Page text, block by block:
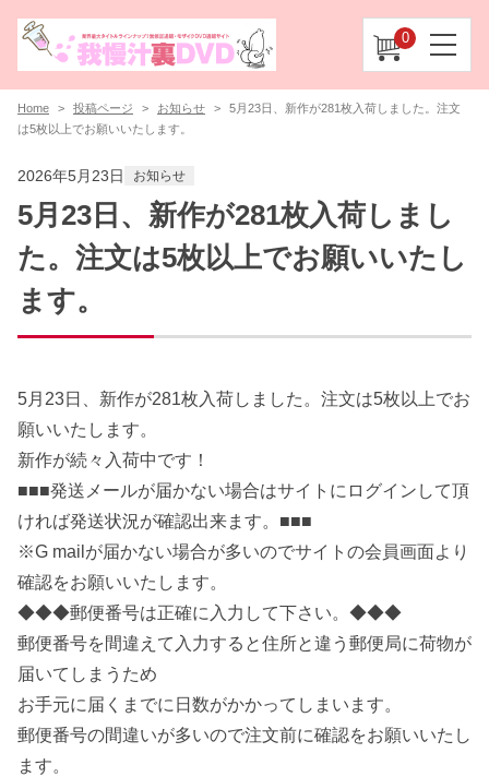
0
Home 投稿ページ お知らせ
5月23日、新作が281枚入荷しました。注文
は5枚以上でお願いいたします。
2026年5月23日 お知らせ
5月23日、新作が281枚入荷しまし
た。注文は5枚以上でお願いいたし
ます。
5月23日、新作が281枚入荷しました。注文は5枚以上でお
願いいたします。
新作が続々入荷中です！
■■■発送メールが届かない場合はサイトにログインして頂
ければ発送状況が確認出来ます。■■■
※G mailが届かない場合が多いのでサイトの会員画面より
確認をお願いいたします。
◆◆◆郵便番号は正確に入力して下さい。◆◆◆
郵便番号を間違えて入力すると住所と違う郵便局に荷物が
届いてしまうため
お手元に届くまでに日数がかかってしまいます。
郵便番号の間違いが多いので注文前に確認をお願いいたし
ます。